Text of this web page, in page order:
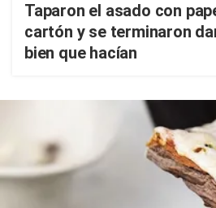
Taparon el asado con
cartón y se terminaron
bien que hacían